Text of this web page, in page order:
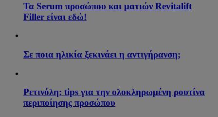
Τα Serum προσώπου και ματιών Revitalift
Filler είναι εδώ!
Σε ποια ηλικία ξεκινάει η αντιγήρανση;
Ρετινόλη: tips για την ολοκληρωμένη ρουτίνα
περιποίησης προσώπου